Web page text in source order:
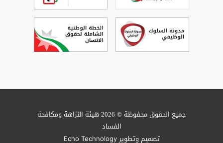
جميع الحقوق محفوظة © 2026 هيئة النزاهة ومكافحة
الفساد
تصميم وتطويرEcho Technology